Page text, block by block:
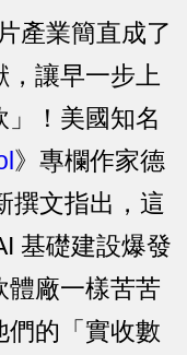
產業簡直成了
讓早一步上
！美國知名
》專欄作家德
撰文指出，這
基礎建設爆發
體廠一樣苦苦
們的「實收數